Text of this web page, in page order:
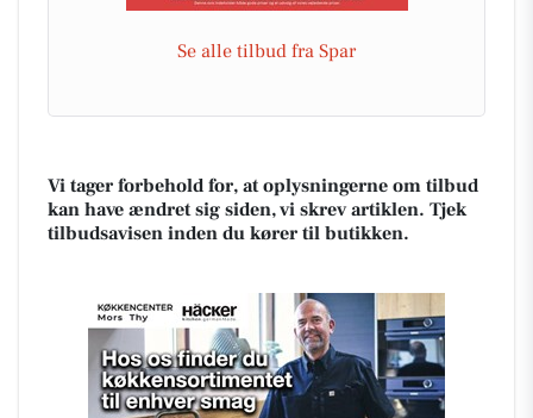
Se alle tilbud fra Spar
Vi tager forbehold for, at oplysningerne om tilbud
kan have ændret sig siden, vi skrev artiklen. Tjek
tilbudsavisen inden du kører til butikken.